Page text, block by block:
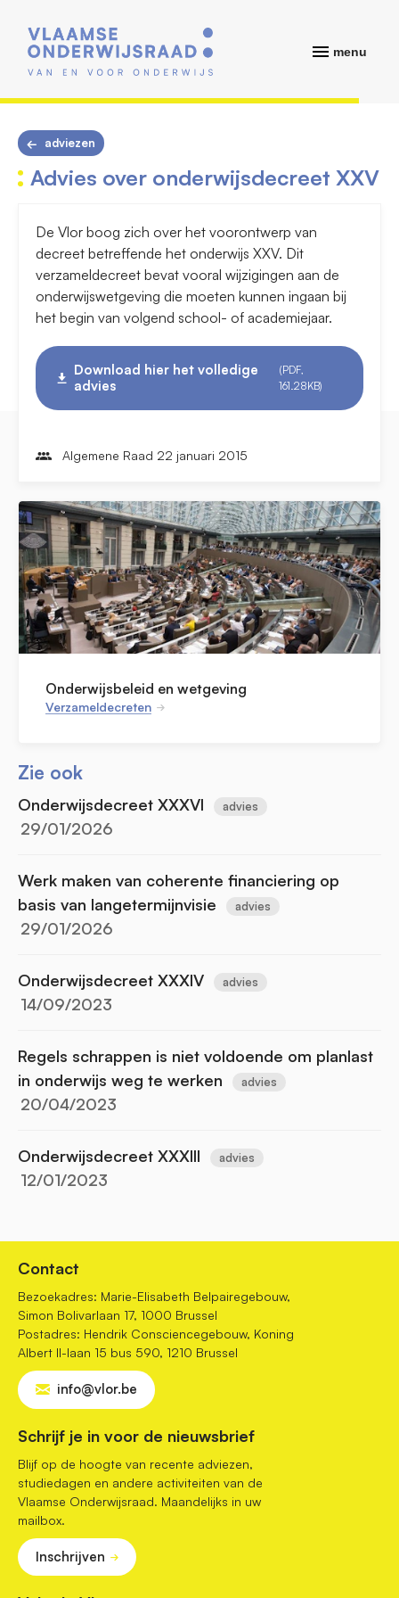
menu
adviezen
Advies over onderwijsdecreet XXV
De Vlor boog zich over het voorontwerp van
decreet betreffende het onderwijs XXV. Dit
verzameldecreet bevat vooral wijzigingen aan de
onderwijswetgeving die moeten kunnen ingaan bij
het begin van volgend school- of academiejaar.
Download hier het volledige
advies
(PDF,
161.28KB)
Algemene Raad 22 januari 2015
Onderwijsbeleid en wetgeving
Verzameldecreten
Zie ook
Onderwijsdecreet XXXVI advies
29/01/2026
Werk maken van coherente financiering op
basis van langetermijnvisie
advies
29/01/2026
Onderwijsdecreet XXXIV advies
14/09/2023
Regels schrappen is niet voldoende om planlast
in onderwijs weg te werken
advies
20/04/2023
Onderwijsdecreet XXXIII advies
12/01/2023
Contact
Bezoekadres: Marie-Elisabeth Belpairegebouw,
Simon Bolivarlaan 17, 1000 Brussel
Postadres: Hendrik Consciencegebouw, Koning
Albert II-laan 15 bus 590, 1210 Brussel
info@vlor.be
Schrijf je in voor de nieuwsbrief
Blijf op de hoogte van recente adviezen,
studiedagen en andere activiteiten van de
Vlaamse Onderwijsraad. Maandelijks in uw
mailbox.
Inschrijven